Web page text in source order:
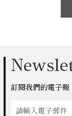
訂閱我們的電子